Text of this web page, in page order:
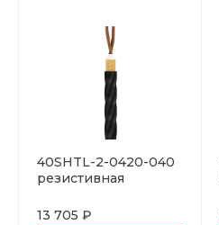
40SHTL-2-0420-040
резистивная
секция
13 705 ₽